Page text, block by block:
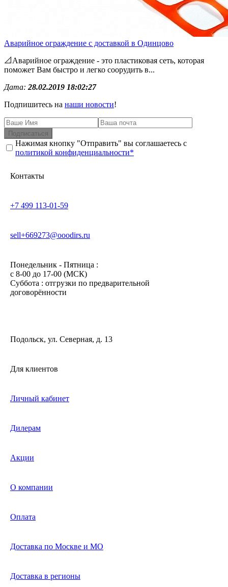
Аварийное ограждение с доставкой в Одинцово
📐Аварийное ограждение - это пластиковая сеть, которая
поможет Вам быстро и легко соорудить в...
Дата: 28.02.2019 18:02:27
Подпишитесь на наши новости!
Подписаться
Нажимая кнопку "Отправить" вы соглашаетесь с
политикой конфиденциальности*
Контакты
+7 499 113-01-59
sell+669273@ooodirs.ru
Понедельник - Пятница :
c 8-00 до 17-00 (МСК)
Суббота : отгрузки по предварительной
договорённости
Подольск, ул. Северная, д. 13
Для клиентов
Личный кабинет
Дилерам
Акции
О компании
Оплата
Доставка по Москве и МО
Доставка в регионы